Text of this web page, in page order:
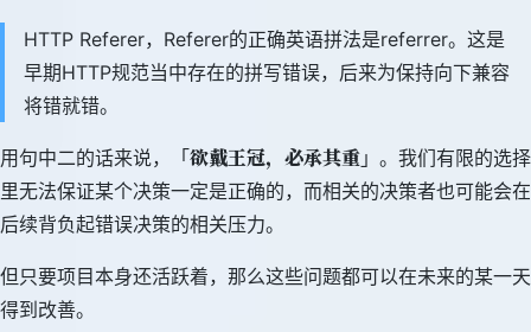
HTTP Referer，Referer的正确英语拼法是referrer。这是
早期HTTP规范当中存在的拼写错误，后来为保持向下兼容
将错就错。
用句中二的话来说，「 欲戴王冠，必承其重 」。我们有限的选择
里无法保证某个决策一定是正确的，而相关的决策者也可能会在
后续背负起错误决策的相关压力。
但只要项目本身还活跃着，那么这些问题都可以在未来的某一天
得到改善。